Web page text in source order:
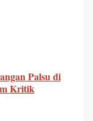
Palsu di
Kritik